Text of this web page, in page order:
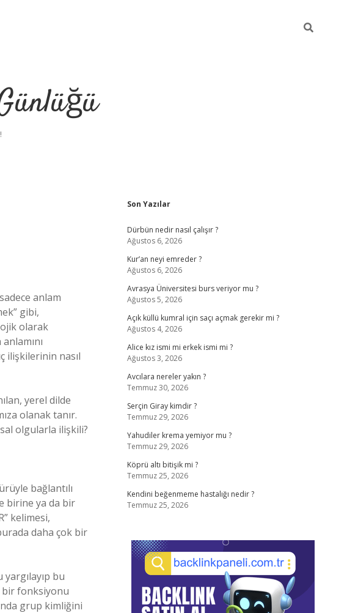
anlam
gibi,
olarak
ilişkilerinin nasıl
yerel dilde
olanak tanır.
olgularla ilişkili?
bağlantılı
birine ya da bir
kelimesi,
daha çok bir
bu
bir fonksiyonu
grup kimliğini
Sidebar
Son Yazılar
Dürbün nedir nasıl çalışır ?
Ağustos 6, 2026
Kur’an neyi emreder ?
Ağustos 6, 2026
Avrasya Üniversitesi burs veriyor mu ?
Ağustos 5, 2026
Açık küllü kumral için saçı açmak gerekir mi ?
Ağustos 4, 2026
Alice kız ismi mi erkek ismi mi ?
Ağustos 3, 2026
Avcılara nereler yakın ?
Temmuz 30, 2026
Serçin Giray kimdir ?
Temmuz 29, 2026
Yahudiler krema yemiyor mu ?
Temmuz 29, 2026
Köprü altı bitişik mi ?
Temmuz 25, 2026
Kendini beğenmeme hastalığı nedir ?
Temmuz 25, 2026
ilbetvdcasino yeni giriş